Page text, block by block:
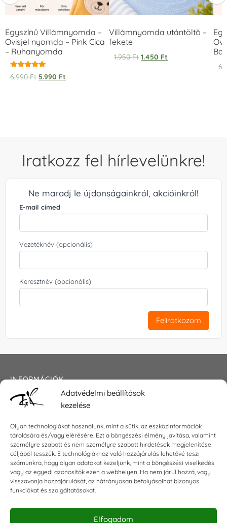
Adatvédelmi beállítások
kezelése
Olyan technológiákat használunk, mint a sütik, az eszközinformációk
tárolására és/vagy elérésére. Ezt a böngészési élmény javítása, valamint
személyre szabott és nem személyre szabott hirdetések megjelenítése
céljából tesszük. E technológiákhoz való hozzájárulás lehetővé teszi
számunkra, hogy olyan adatokat kezeljünk, mint a böngészési viselkedés
vagy az egyedi azonosítók ezen a webhelyen. Ha nem járul hozzá, vagy
visszavonja hozzájárulását, az hátrányosan befolyásolhat bizonyos
funkciókat és szolgáltatásokat.
Elfogadom
Egyszínű Villámnyomda –
Ovisjel nyomda – Pink Cica
– Ruhanyomda
Értékelés:
5.00
6.990Ft 5.990 Ft
Villámnyomda utántöltő –
fekete
1.950Ft 1.450 Ft
Iratkozz fel hírlevelünkre!
Ne maradj le újdonságainkról, akcióinkról!
E-mail címed
Vezetéknév (opcionális)
Keresztnév (opcionális)
Feliratkozom
INFORMÁCIÓK
Általános szerződési feltételek
Impresszum
KAPCSOLAT
E-mail:shop@torokszilvi.com
Telefon: +36 30 6767872